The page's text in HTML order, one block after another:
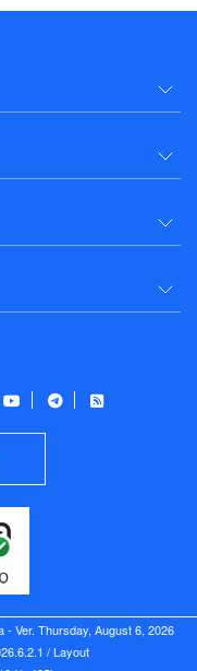
- Ver. Thursday, August 6, 2026
/ Layout